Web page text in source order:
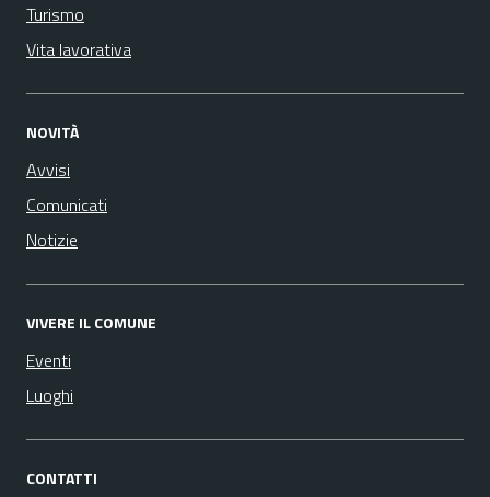
Turismo
Vita lavorativa
NOVITÀ
Avvisi
Comunicati
Notizie
VIVERE IL COMUNE
Eventi
Luoghi
CONTATTI